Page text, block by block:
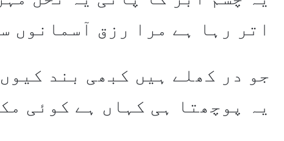
اتر رہا ہے مرا رزق آسمانوں
جو در کھلے ہیں کبھی بند
یہ پوچھتا ہی کہاں ہے کوئی